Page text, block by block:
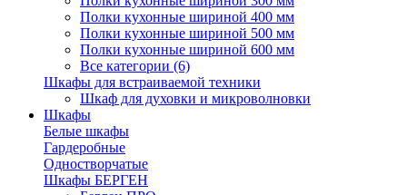
Полки кухонные шириной 400 мм
Полки кухонные шириной 500 мм
Полки кухонные шириной 600 мм
Все категории (6)
Шкафы для встраиваемой техники
Шкаф для духовки и микроволновки
Шкафы
Белые шкафы
Гардеробные
Одностворчатые
Шкафы БЕРГЕН